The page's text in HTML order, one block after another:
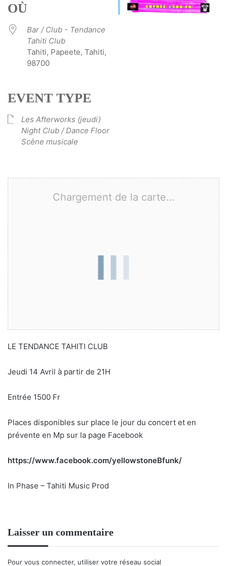
OÙ
Bar / Club - Tendance
Tahiti Club
Tahiti, Papeete, Tahiti,
98700
EVENT TYPE
Les Afterworks (jeudi)
Night Club / Dance Floor
Scène musicale
Chargement de la carte…
LE TENDANCE TAHITI CLUB
Jeudi 14 Avril à partir de 21H
Entrée 1500 Fr
Places disponibles sur place le jour du concert et en
prévente en Mp sur la page Facebook
https://www.facebook.com/yellowstoneBfunk/
In Phase – Tahiti Music Prod
Laisser un commentaire
Pour vous connecter, utiliser votre réseau social